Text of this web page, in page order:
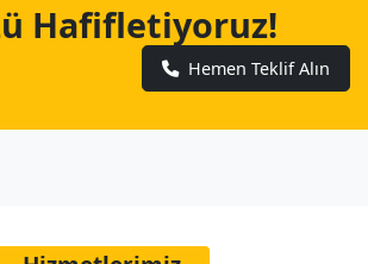
Hemen Teklif Alın
Hafifletiyoruz!
Hemen Teklif Alın